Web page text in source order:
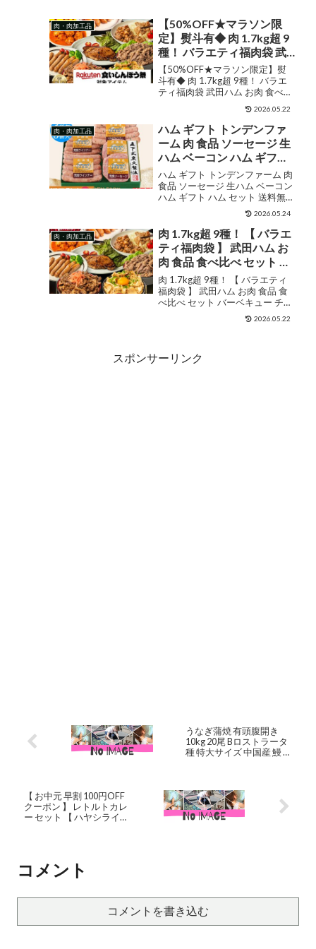
肉・肉加工品
【50%OFF★マラソン限
定】熨斗有◆ 肉 1.7kg超 9
種！ バラエティ福肉袋 武
田ハム お肉 食べ比べ セッ
ト バーベキュー チャーシ
ュー プルコギ カルビ ベー
コン 手羽元 フランク お歳
暮 ハロウィン
【50%OFF★マラソン限定】熨
斗有◆ 肉 1.7kg超 9種！ バラエ
ティ福肉袋 武田ハム お肉 食べ比
ュー プルコギ カルビ ベーコン 手
羽元 フランク お歳暮 ハロウィン
販売価格¥3,794ショップ...
2026.05.22
肉・肉加工品
ハム ギフト トンデンファ
ーム 肉 食品 ソーセージ 生
ハム ベーコン ハム ギフト
ハム セット 送料無料 グル
メ お肉 三千円 お返し 出産
内祝い ハム ギフト プレゼ
ント FT-30B FUJI 御中元 御
歳暮
ハム ギフト トンデンファーム 肉
食品 ソーセージ 生ハム ベーコン
ハム ギフト ハム セット 送料無料
グルメ お肉 三千円 お返し 出産内
祝い ハム ギフト プレゼント FT-
30B FUJI 御中元 御歳暮 販売価格
¥2,763シ...
2026.05.24
肉・肉加工品
肉 1.7kg超 9種！ 【 バラエ
ティ福肉袋 】 武田ハム お
肉 食品 食べ比べ セット バ
ーベキュー チャーシュー
プルコギ カルビ ベーコン
手羽元 フランク ギフト お
つまみ 熨斗対応可
肉 1.7kg超 9種！ 【 バラエティ
福肉袋 】 武田ハム お肉 食品 食
べ比べ セット バーベキュー チャ
ーシュー プルコギ カルビ ベーコ
ン 手羽元 フランク ギフト おつま
2026.05.22
スポンサーリンク
うなぎ蒲焼 有頭腹開き
10kg 20尾 Bロストラータ
種 特大サイズ 中国産 鰻 業
業務用 店舗用 仕入 問屋 大
容量 水産物卸マルキ
【 お中元 早割 100円OFF
クーポン 】 レトルトカレ
ー セット 【 ハヤシライス
2023 お試し グルメ ギフト
御中元 御中元ギフト お中
コメント
コメントを書き込む